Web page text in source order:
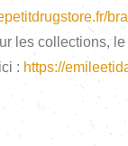
les collections,
: https://